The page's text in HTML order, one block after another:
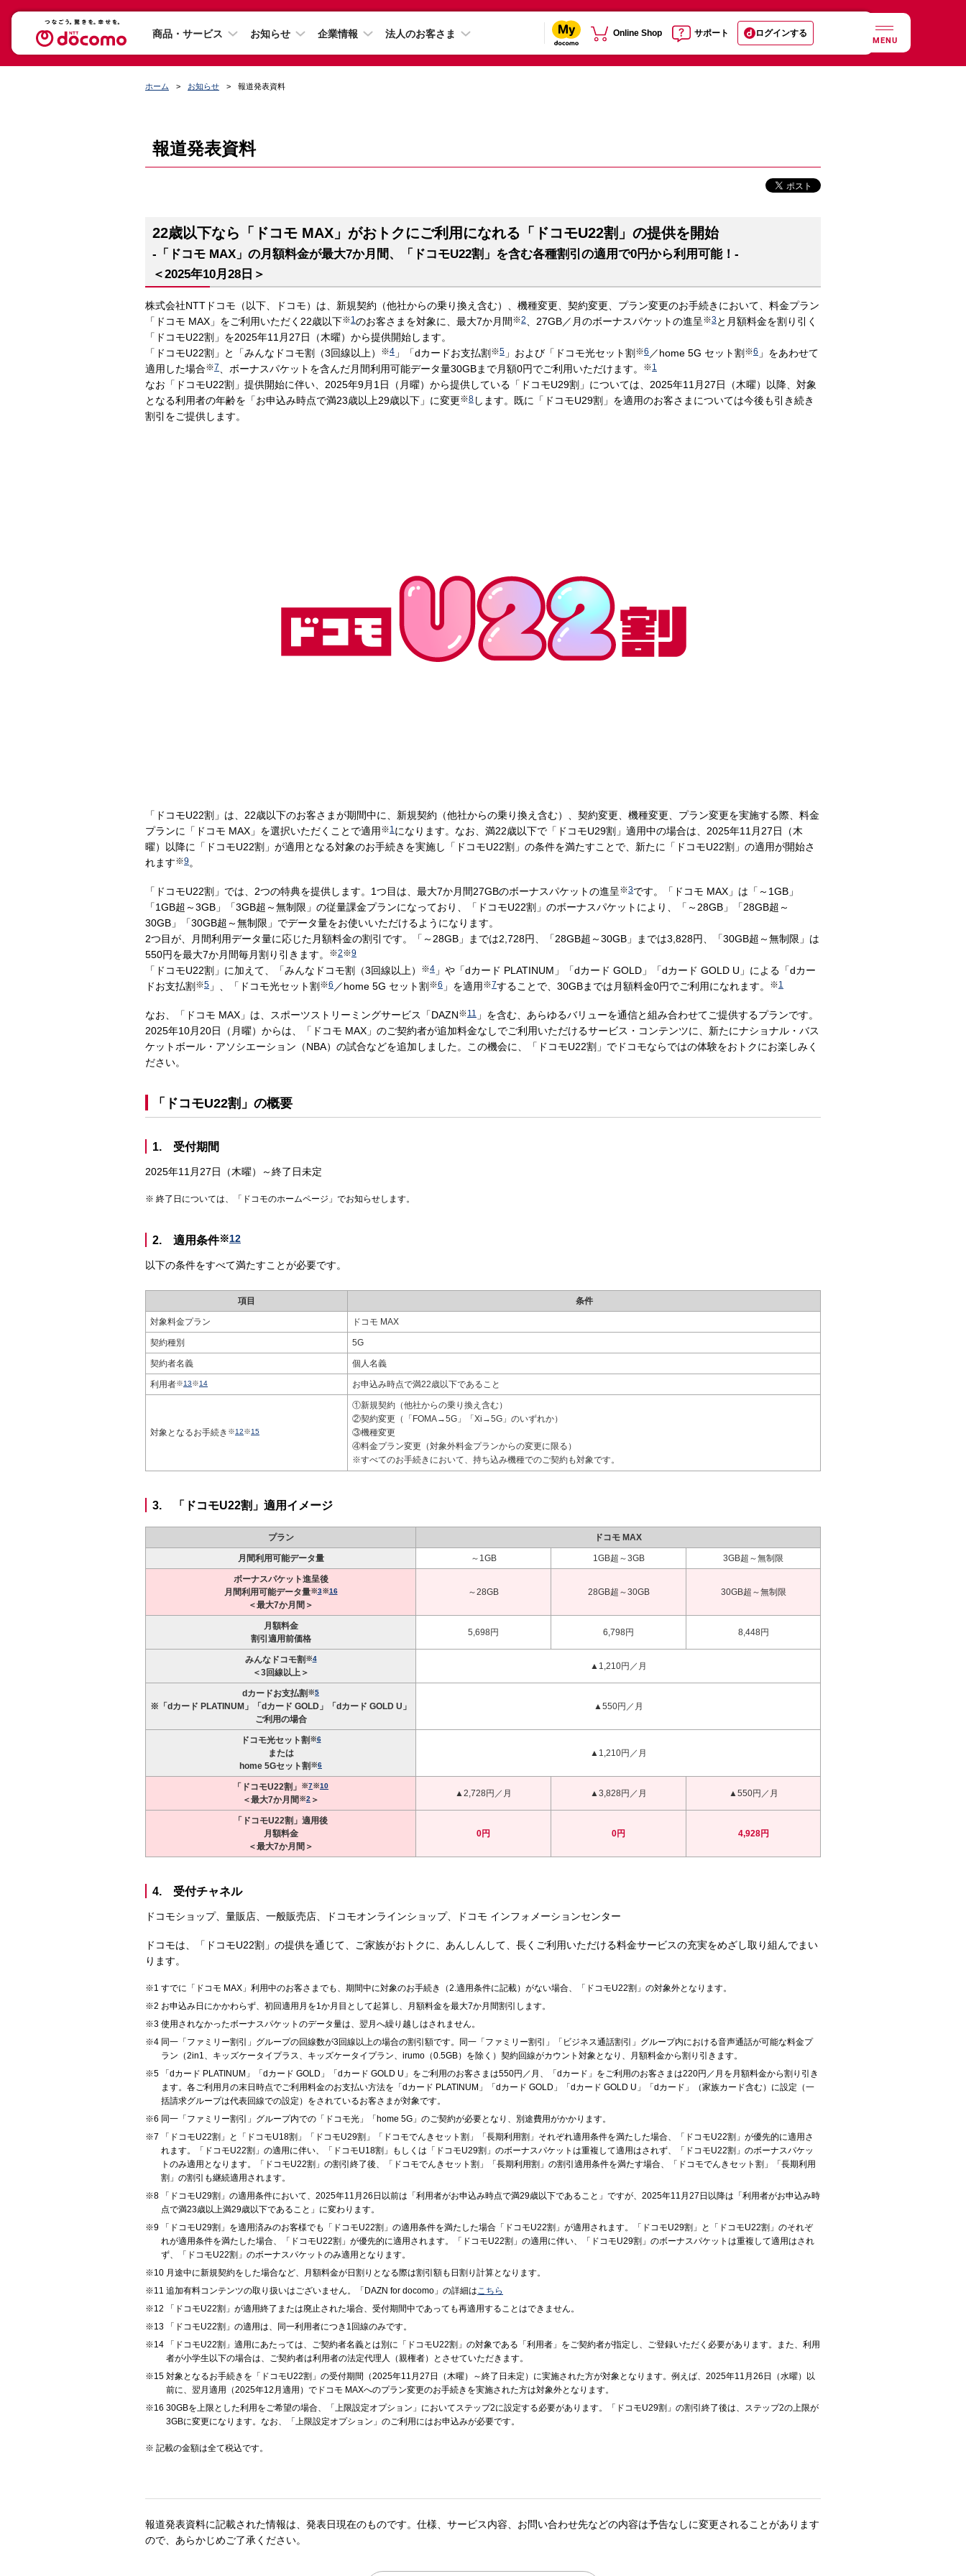
商品・サービス お知らせ 企業情報 法人のお客さま Online Shop サポート ログインする
MENU
ホーム お知らせ 報道発表資料
報道発表資料
22歳以下なら「ドコモ MAX」がおトクにご利用になれる「ドコモU22割」の提供を開始
-「ドコモ MAX」の月額料金が最大7か月間、「ドコモU22割」を含む各種割引の適用で0円から利用可能！-
＜2025年10月28日＞
株式会社NTTドコモ（以下、ドコモ）は、新規契約（他社からの乗り換え含む）、機種変更、契約変更、プラン変更のお手続きにおいて、料金プラン
「ドコモ MAX」をご利用いただく22歳以下※1のお客さまを対象に、最大7か月間 ※2 、27GB／月のボーナスパケットの進呈※3と月額料金を割り引く
「ドコモU22割」を2025年11月27日（木曜）から提供開始します。
「ドコモU22割」と「みんなドコモ割（3回線以上）
※4 」「dカードお支払割 ※5 」および「ドコモ光セット割 ※6 ／home 5G セット割 ※6 」をあわせて
適用した場合※7 、ボーナスパケットを含んだ月間利用可能データ量30GBまで月額0円でご利用いただけます。 ※1
なお「ドコモU22割」提供開始に伴い、2025年9月1日（月曜）から提供している「ドコモU29割」については、2025年11月27日（木曜）以降、対象
となる利用者の年齢を「お申込み時点で満23歳以上29歳以下」に変更※8 します。既に「ドコモU29割」を適用のお客さまについては今後も引き続き
割引をご提供します。
「ドコモU22割」は、22歳以下のお客さまが期間中に、新規契約（他社からの乗り換え含む）、契約変更、機種変更、プラン変更を実施する際、料金
プランに「ドコモ MAX」を選択いただくことで適用 ※1になります。なお、満22歳以下で「ドコモU29割」適用中の場合は、2025年11月27日（木
曜）以降に「ドコモU22割」が適用となる対象のお手続きを実施し「ドコモU22割」の条件を満たすことで、新たに「ドコモU22割」の適用が開始さ
れます※9。
「ドコモU22割」では、2つの特典を提供します。1つ目は、最大7か月間27GBのボーナスパケットの進呈※3です。「ドコモ MAX」は「～1GB」
「1GB超～3GB」「3GB超～無制限」の従量課金プランになっており、「ドコモU22割」のボーナスパケットにより、「～28GB」「28GB超～
30GB」「30GB超～無制限」でデータ量をお使いいただけるようになります。
2つ目が、月間利用データ量に応じた月額料金の割引です。「～28GB」までは2,728円、「28GB超～30GB」までは3,828円、「30GB超～無制限」は
550円を最大7か月間毎月割り引きます。
※2※9
「ドコモU22割」に加えて、「みんなドコモ割（3回線以上） ※4 」や「dカード PLATINUM」「dカード GOLD」「dカード GOLD U」による「dカー
ドお支払割 ※5 」、「ドコモ光セット割 ※6 ／home 5G セット割 ※6 」を適用 ※7することで、30GBまでは月額料金0円でご利用になれます。 ※1
なお、「ドコモ MAX」は、スポーツストリーミングサービス「DAZN※11 」を含む、あらゆるバリューを通信と組み合わせてご提供するプランです。
2025年10月20日（月曜）からは、「ドコモ MAX」のご契約者が追加料金なしでご利用いただけるサービス・コンテンツに、新たにナショナル・バス
ケットボール・アソシエーション（NBA）の試合などを追加しました。この機会に、「ドコモU22割」でドコモならではの体験をおトクにお楽しみく
ださい。
「ドコモU22割」の概要
1. 受付期間
2025年11月27日（木曜）～終了日未定
終了日については、「ドコモのホームページ」でお知らせします。
2. 適用条件※12
以下の条件をすべて満たすことが必要です。
項目 条件
対象料金プラン ドコモ MAX
契約種別 5G
契約者名義 個人名義
利用者※13※14 お申込み時点で満22歳以下であること
対象となるお手続き ※12※15
①新規契約（他社からの乗り換え含む）
②契約変更（「FOMA→5G」「Xi→5G」のいずれか）
③機種変更
④料金プラン変更（対象外料金プランからの変更に限る）
※すべてのお手続きにおいて、持ち込み機種でのご契約も対象です。
3. 「ドコモU22割」適用イメージ
プラン ドコモ MAX
月間利用可能データ量 ～1GB 1GB超～3GB 3GB超～無制限
ボーナスパケット進呈後
月間利用可能データ量※3※16
＜最大7か月間＞
～28GB 28GB超～30GB 30GB超～無制限
月額料金
割引適用前価格
5,698円 6,798円 8,448円
みんなドコモ割 ※4
＜3回線以上＞
▲1,210円／月
dカードお支払割 ※5
※「dカード PLATINUM」「dカード GOLD」「dカード GOLD U」
ご利用の場合
▲550円／月
ドコモ光セット割 ※6
または
home 5Gセット割 ※6
▲1,210円／月
「ドコモU22割」 ※7※10
＜最大7か月間※2 ＞
▲2,728円／月 ▲3,828円／月 ▲550円／月
「ドコモU22割」適用後
月額料金
＜最大7か月間＞
0円 0円 4,928円
4. 受付チャネル
ドコモショップ、量販店、一般販売店、ドコモオンラインショップ、ドコモ インフォメーションセンター
ドコモは、「ドコモU22割」の提供を通じて、ご家族がおトクに、あんしんして、長くご利用いただける料金サービスの充実をめざし取り組んでまい
ります。
すでに「ドコモ MAX」利用中のお客さまでも、期間中に対象のお手続き（2.適用条件に記載）がない場合、「ドコモU22割」の対象外となります。
お申込み日にかかわらず、初回適用月を1か月目として起算し、月額料金を最大7か月間割引します。
使用されなかったボーナスパケットのデータ量は、翌月へ繰り越しはされません。
同一「ファミリー割引」グループの回線数が3回線以上の場合の割引額です。同一「ファミリー割引」「ビジネス通話割引」グループ内における音声通話が可能な料金プ
ラン（2in1、キッズケータイプラス、キッズケータイプラン、irumo（0.5GB）を除く）契約回線がカウント対象となり、月額料金から割り引きます。
「dカード PLATINUM」「dカード GOLD」「dカード GOLD U」をご利用のお客さまは550円／月、「dカード」をご利用のお客さまは220円／月を月額料金から割り引き
ます。各ご利用月の末日時点でご利用料金のお支払い方法を「dカード PLATINUM」「dカード GOLD」「dカード GOLD U」「dカード」（家族カード含む）に設定（一
括請求グループは代表回線での設定）をされているお客さまが対象です。
同一「ファミリー割引」グループ内での「ドコモ光」「home 5G」のご契約が必要となり、別途費用がかかります。
「ドコモU22割」と「ドコモU18割」「ドコモU29割」「ドコモでんきセット割」「長期利用割」それぞれ適用条件を満たした場合、「ドコモU22割」が優先的に適用さ
れます。「ドコモU22割」の適用に伴い、「ドコモU18割」もしくは「ドコモU29割」のボーナスパケットは重複して適用はされず、「ドコモU22割」のボーナスパケッ
トのみ適用となります。「ドコモU22割」の割引終了後、「ドコモでんきセット割」「長期利用割」の割引適用条件を満たす場合、「ドコモでんきセット割」「長期利用
割」の割引も継続適用されます。
「ドコモU29割」の適用条件において、2025年11月26日以前は「利用者がお申込み時点で満29歳以下であること」ですが、2025年11月27日以降は「利用者がお申込み時
点で満23歳以上満29歳以下であること」に変わります。
「ドコモU29割」を適用済みのお客様でも「ドコモU22割」の適用条件を満たした場合「ドコモU22割」が適用されます。「ドコモU29割」と「ドコモU22割」のそれぞ
れが適用条件を満たした場合、「ドコモU22割」が優先的に適用されます。「ドコモU22割」の適用に伴い、「ドコモU29割」のボーナスパケットは重複して適用はされ
ず、「ドコモU22割」のボーナスパケットのみ適用となります。
月途中に新規契約をした場合など、月額料金が日割りとなる際は割引額も日割り計算となります。
追加有料コンテンツの取り扱いはございません。「DAZN for docomo」の詳細はこちら
「ドコモU22割」が適用終了または廃止された場合、受付期間中であっても再適用することはできません。
「ドコモU22割」の適用は、同一利用者につき1回線のみです。
「ドコモU22割」適用にあたっては、ご契約者名義とは別に「ドコモU22割」の対象である「利用者」をご契約者が指定し、ご登録いただく必要があります。また、利用
者が小学生以下の場合は、ご契約者は利用者の法定代理人（親権者）とさせていただきます。
対象となるお手続きを「ドコモU22割」の受付期間（2025年11月27日（木曜）～終了日未定）に実施された方が対象となります。例えば、2025年11月26日（水曜）以
前に、翌月適用（2025年12月適用）でドコモ MAXへのプラン変更のお手続きを実施された方は対象外となります。
30GBを上限とした利用をご希望の場合、「上限設定オプション」においてステップ2に設定する必要があります。「ドコモU29割」の割引終了後は、ステップ2の上限が
3GBに変更になります。なお、「上限設定オプション」のご利用にはお申込みが必要です。
記載の金額は全て税込です。
報道発表資料に記載された情報は、発表日現在のものです。仕様、サービス内容、お問い合わせ先などの内容は予告なしに変更されることがあります
ので、あらかじめご了承ください。